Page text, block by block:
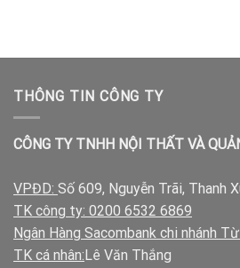
THÔNG TIN CÔNG TY
CÔNG TY TNHH NỘI THẤT VÀ
VPĐD: Số 609, Nguyễn Trãi, Thanh
TK công ty: 0200 6532 6869
Ngân Hàng Sacombank chi nhánh
TK cá nhân: Lê Văn Thắng